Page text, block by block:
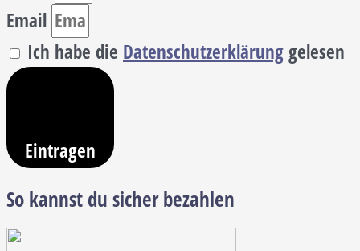
Email
Ich habe die Datenschutzerklärunggelesen
Eintragen
So kannst du sicher bezahlen